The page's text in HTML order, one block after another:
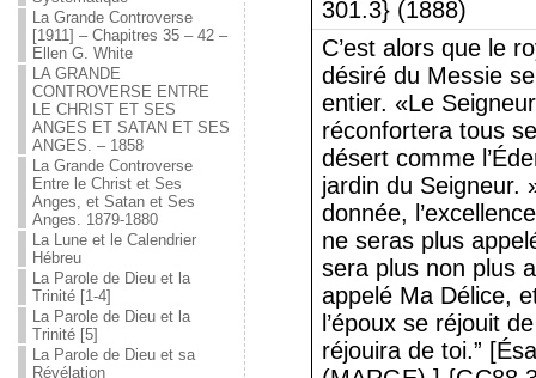
La Grande Controverse
[1911] – Chapitres 35 – 42 –
Ellen G. White
LA GRANDE
CONTROVERSE ENTRE
LE CHRIST ET SES
ANGES ET SATAN ET SES
ANGES. – 1858
La Grande Controverse
Entre le Christ et Ses
Anges, et Satan et Ses
Anges. 1879-1880
La Lune et le Calendrier
Hébreu
La Parole de Dieu et la
Trinité [1-4]
La Parole de Dieu et la
Trinité [5]
La Parole de Dieu et sa
Révélation
301.3} (1888)
C’est alors que le
désiré du Messie
entier. «Le
réconfortera tous
désert comme
jardin du Seigneur.
donnée,
ne seras plus
sera plus non plus
appelé Ma Délice,
l’époux se réjouit
réjouira de toi.”